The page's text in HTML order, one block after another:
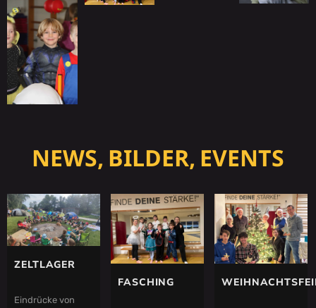
NEWS, BILDER, EVENTS
ZELTLAGER
Eindrücke von
FASCHING